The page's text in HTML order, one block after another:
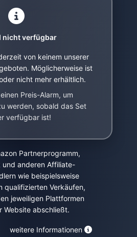
nicht verfügbar
von keinem unserer
Möglicherweise ist
nicht mehr erhältlich.
Preis-Alarm, um
werden, sobald das Set
verfügbar ist!
Partnerprogramm,
anderen Affiliate-
wie beispielsweise
qualifizierten Verkäufen,
jeweiligen Plattformen
Website abschließt.
weitere Informationen